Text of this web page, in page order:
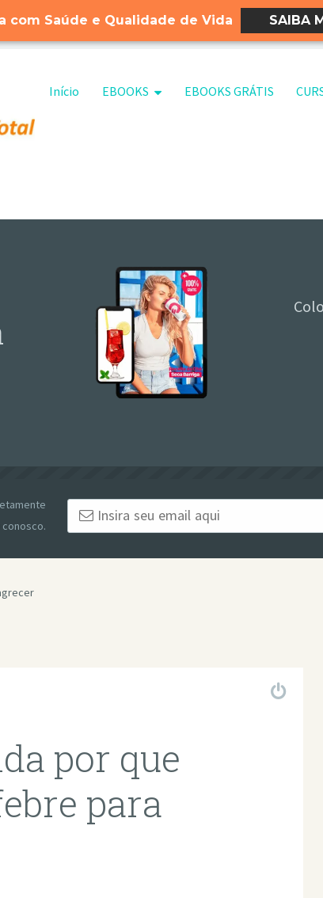
com Saúde e Qualidade de Vida SAIBA
Pular para o conteúdo
Início EBOOKS EBOOKS GRÁTIS
conosco.
por que
para